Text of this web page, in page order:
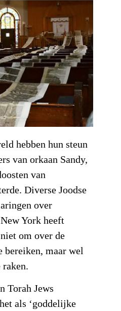
hebben hun steun
van orkaan Sandy,
van
Diverse Joodse
over
York heeft
om over de
bereiken, maar wel
raken.
Torah Jews
als ‘goddelijke